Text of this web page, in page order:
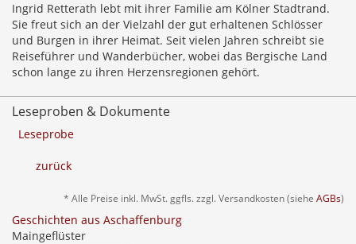
Ingrid Retterath lebt mit ihrer Familie am Kölner Stadtrand.
Sie freut sich an der Vielzahl der gut erhaltenen Schlösser
und Burgen in ihrer Heimat. Seit vielen Jahren schreibt sie
Reiseführer und Wanderbücher, wobei das Bergische Land
schon lange zu ihren Herzensregionen gehört.
Leseproben & Dokumente
Leseprobe
zurück
* Alle Preise inkl. MwSt. ggfls. zzgl. Versandkosten (siehe AGBs)
Geschichten aus Aschaffenburg
Maingeflüster